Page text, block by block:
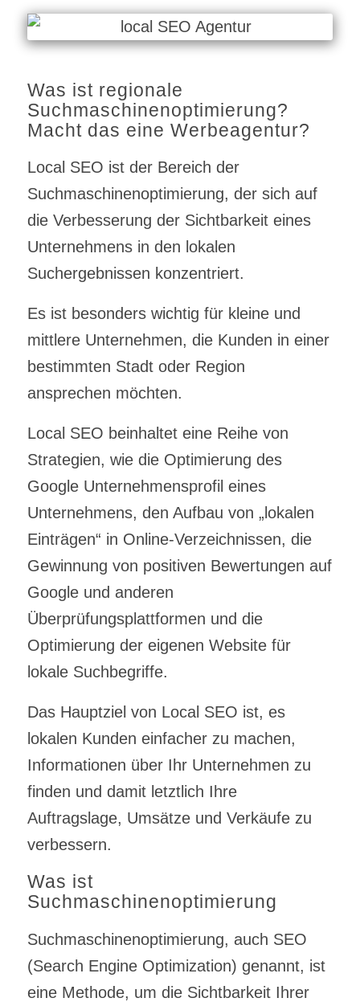
Was ist regionale
Suchmaschinenoptimierung?
Macht das eine Werbeagentur?
Local SEO ist der Bereich der
Suchmaschinenoptimierung, der sich auf
die Verbesserung der Sichtbarkeit eines
Unternehmens in den lokalen
Suchergebnissen konzentriert.
Es ist besonders wichtig für kleine und
mittlere Unternehmen, die Kunden in einer
bestimmten Stadt oder Region
ansprechen möchten.
Local SEO beinhaltet eine Reihe von
Strategien, wie die Optimierung des
Google Unternehmensprofil eines
Unternehmens, den Aufbau von „lokalen
Einträgen“ in Online-Verzeichnissen, die
Gewinnung von positiven Bewertungen auf
Google und anderen
Überprüfungsplattformen und die
Optimierung der eigenen Website für
lokale Suchbegriffe.
Das Hauptziel von Local SEO ist, es
lokalen Kunden einfacher zu machen,
Informationen über Ihr Unternehmen zu
finden und damit letztlich Ihre
Auftragslage, Umsätze und Verkäufe zu
verbessern.
Was ist
Suchmaschinenoptimierung
Suchmaschinenoptimierung, auch SEO
(Search Engine Optimization) genannt, ist
eine Methode, um die Sichtbarkeit Ihrer